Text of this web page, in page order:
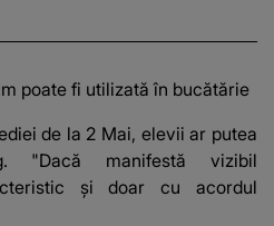
poate fi utilizată în bucătărie
de la 2 Mai, elevii ar putea
"Dacă manifestă vizibil
și doar cu acordul